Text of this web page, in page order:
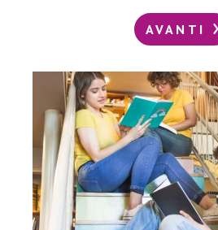
AVANTI